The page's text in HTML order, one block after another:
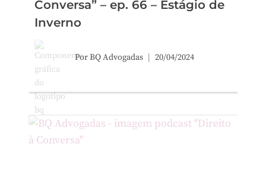
Conversa” – ep. 66 – Estágio de
Inverno
PorBQ Advogadas 20/04/2024